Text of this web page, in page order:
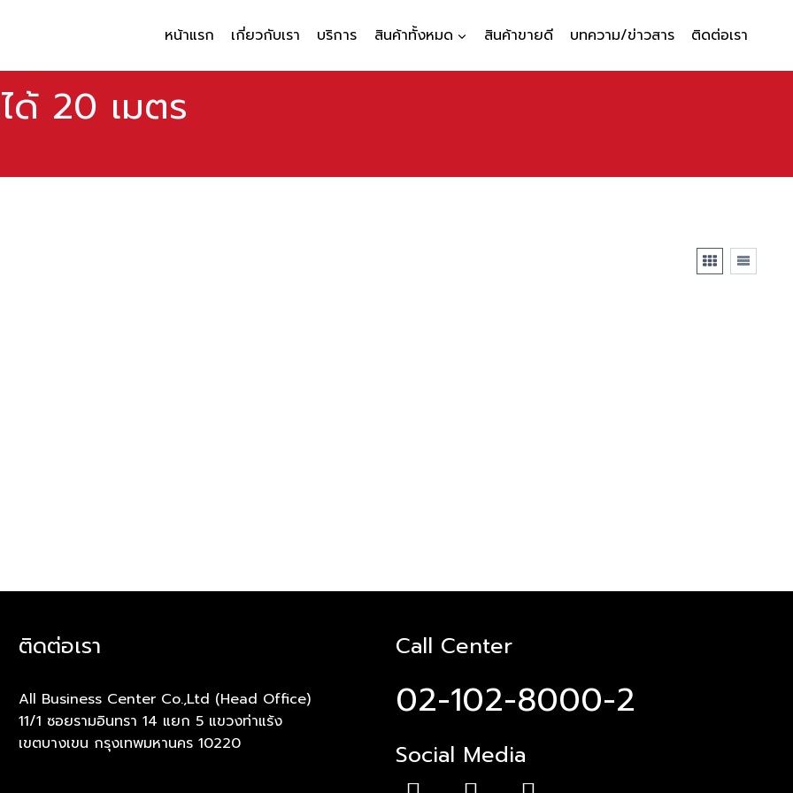
หน้าแรก เกี่ยวกับเรา บริการ สินค้าทั้งหมด สินค้าขายดี บทความ/ข่าวสาร ติดต่อเรา
ด้ 20 เมตร
ติดต่อเรา
All Business Center Co.,Ltd (Head Office)
11/1 ซอยรามอินทรา 14 แยก 5 แขวงท่าแร้ง
เขตบางเขน กรุงเทพมหานคร 10220
Call Center
02-102-8000-2
Social Media